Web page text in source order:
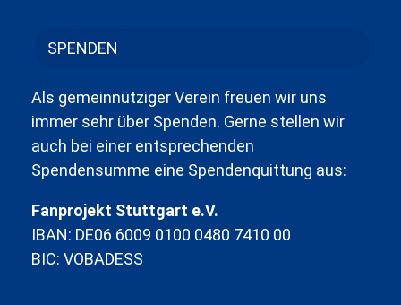
SPENDEN
Als gemeinnütziger Verein freuen wir uns
immer sehr über Spenden. Gerne stellen wir
auch bei einer entsprechenden
Spendensumme eine Spendenquittung aus:
Fanprojekt Stuttgart e.V.
IBAN: DE06 6009 0100 0480 7410 00
BIC: VOBADESS